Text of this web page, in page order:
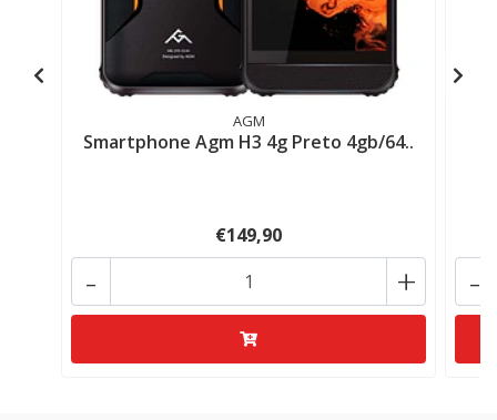
AGM
Smartphone Agm H3 4g Preto 4gb/64..
€149,90
+
- -